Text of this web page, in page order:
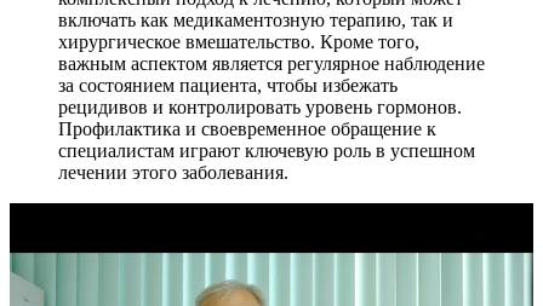
включать как медикаментозную терапию, так и
хирургическое вмешательство. Кроме того,
важным аспектом является регулярное наблюдение
за состоянием пациента, чтобы избежать
рецидивов и контролировать уровень гормонов.
Профилактика и своевременное обращение к
специалистам играют ключевую роль в успешном
лечении этого заболевания.